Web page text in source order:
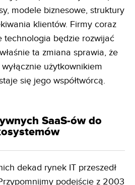
modele biznesowe, struktury
klientów. Firmy coraz
technologia będzie rozwijać
ta zmiana sprawia, że
użytkownikiem
się jego współtwórcą.
SaaS-ów do
dekad rynek IT przeszedł
podejście z 2003